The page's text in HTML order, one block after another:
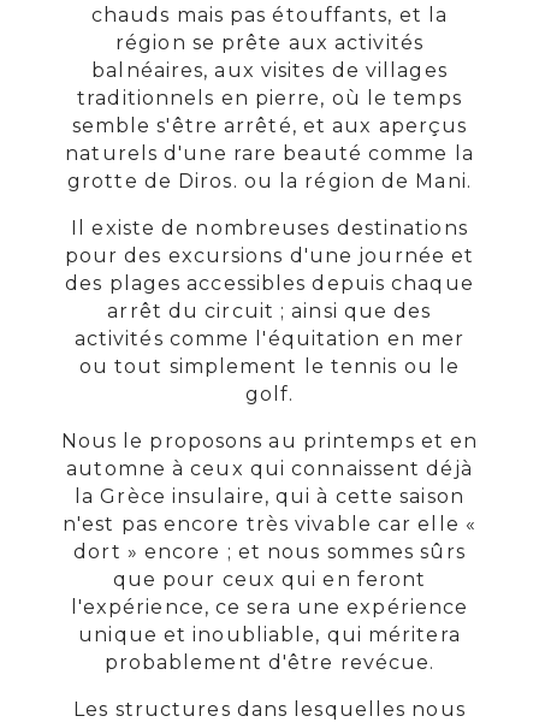
chauds mais pas étouffants, et la
région se prête aux activités
balnéaires, aux visites de villages
traditionnels en pierre, où le temps
semble s'être arrêté, et aux aperçus
naturels d'une rare beauté comme la
grotte de Diros. ou la région de Mani.
Il existe de nombreuses destinations
pour des excursions d'une journée et
des plages accessibles depuis chaque
arrêt du circuit ; ainsi que des
activités comme l'équitation en mer
ou tout simplement le tennis ou le
golf.
Nous le proposons au printemps et en
automne à ceux qui connaissent déjà
la Grèce insulaire, qui à cette saison
n'est pas encore très vivable car elle «
dort » encore ; et nous sommes sûrs
que pour ceux qui en feront
l'expérience, ce sera une expérience
unique et inoubliable, qui méritera
probablement d'être revécue.
Les structures dans lesquelles nous